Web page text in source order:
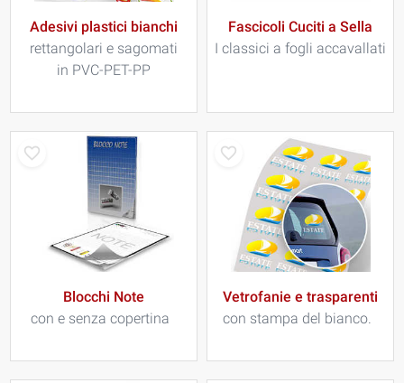
Adesivi plastici bianchi
rettangolari e sagomati
in PVC-PET-PP
Fascicoli Cuciti a Sella
I classici a fogli accavallati
Blocchi Note
con e senza copertina
Vetrofanie e trasparenti
con stampa del bianco.